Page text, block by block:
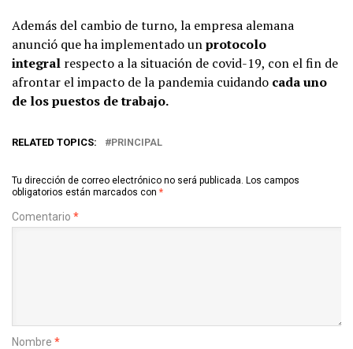
Además del cambio de turno, la empresa alemana
anunció que ha implementado unprotocolo
integral respecto a la situación de covid-19, con el fin de
afrontar el impacto de la pandemia cuidando cada uno
de los puestos de trabajo.
RELATED TOPICS: PRINCIPAL
Tu dirección de correo electrónico no será publicada. Los campos
obligatorios están marcados con *
Comentario *
Nombre *